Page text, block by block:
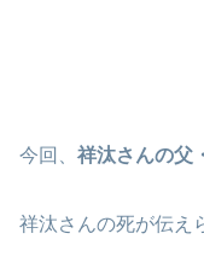
今回、 祥汰さんの父
祥汰さんの死が伝え